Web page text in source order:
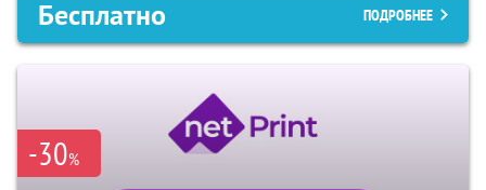
Бесплатно ПОДРОБНЕЕ
-30%